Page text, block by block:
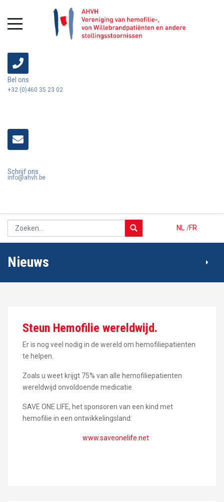
Bel ons
+32 (0)460 35 23 02
Schrijf ons
info@ahvh.be
NL FR
/
Nieuws
Steun Hemofilie wereldwijd.
Er is nog veel nodig in de wereld om hemofiliepatienten
te helpen.
Zoals u weet krijgt 75% van alle hemofiliepatienten
wereldwijd onvoldoende medicatie.
SAVE ONE LIFE, het sponsoren van een kind met
hemofilie in een ontwikkelingsland:
www.saveonelife.net